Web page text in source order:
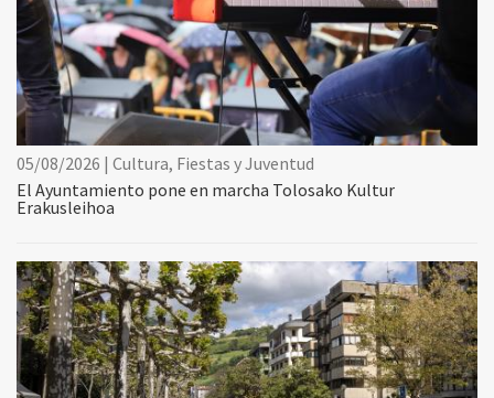
05/08/2026 | Cultura, Fiestas y Juventud
El Ayuntamiento pone en marcha Tolosako Kultur
Erakusleihoa